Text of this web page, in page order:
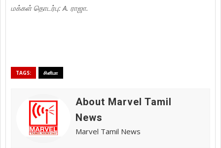
மக்கள் தொடர்பு: A. ராஜா.
TAGS: சினிமா
About Marvel Tamil
News
Marvel Tamil News